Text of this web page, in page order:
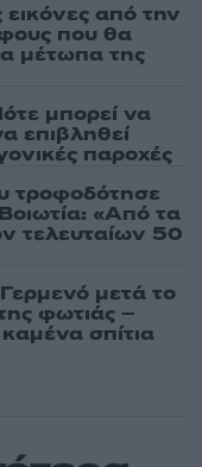
από την
που θα
μέτωπα της
μπορεί να
επιβληθεί
παροχές
τροφοδότησε
«Από τα
τελευταίων 50
μετά το
φωτιάς –
σπίτια